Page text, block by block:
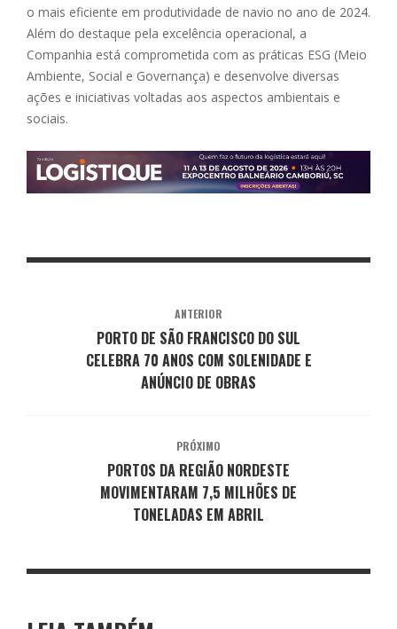
o mais eficiente em produtividade de navio no ano de 2024.
Além do destaque pela excelência operacional, a
Companhia está comprometida com as práticas ESG (Meio
Ambiente, Social e Governança) e desenvolve diversas
ações e iniciativas voltadas aos aspectos ambientais e
sociais.
ANTERIOR
PORTO DE SÃO FRANCISCO DO SUL
CELEBRA 70 ANOS COM SOLENIDADE E
ANÚNCIO DE OBRAS
PRÓXIMO
PORTOS DA REGIÃO NORDESTE
MOVIMENTARAM 7,5 MILHÕES DE
TONELADAS EM ABRIL